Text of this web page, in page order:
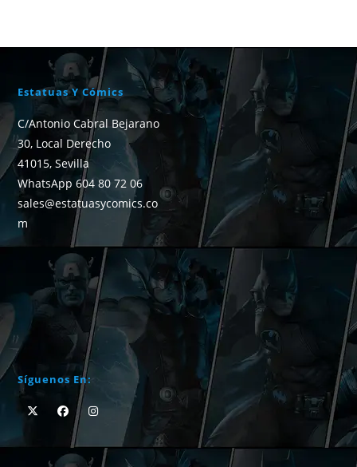
Estatuas Y Cómics
C/Antonio Cabral Bejarano
30, Local Derecho
41015, Sevilla
WhatsApp 604 80 72 06
sales@estatuasycomics.co
m
Síguenos En: